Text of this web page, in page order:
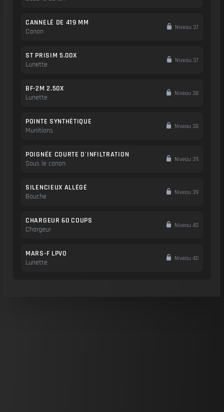
CANNELÉ DE 419 MM
Canon
Niveau 37
ST PRISIM 5.00X
Lunette
Niveau 37
BF-2M 2.50X
Lunette
Niveau 38
POINTE SYNTHÉTIQUE
Munitions
Niveau 38
POIGNÉE COURTE D'INFILTRATION
Sous le canon
Niveau 39
SILENCIEUX ALLÉGÉ
Bouche
Niveau 39
CHARGEUR 60 COUPS
Chargeur
Niveau 40
MARS-F LPVO
Lunette
Niveau 40